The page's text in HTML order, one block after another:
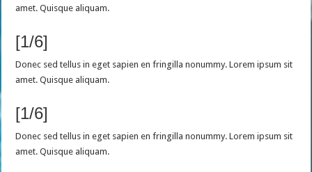
amet. Quisque aliquam.
[1/6]
Donec sed tellus in eget sapien en fringilla nonummy. Lorem ipsum sit
amet. Quisque aliquam.
[1/6]
Donec sed tellus in eget sapien en fringilla nonummy. Lorem ipsum sit
amet. Quisque aliquam.